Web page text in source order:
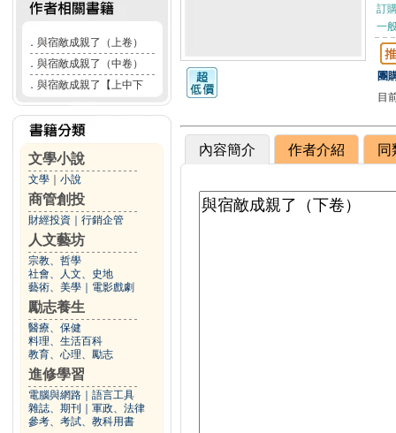
． 與宿敵成親了（上卷）
． 與宿敵成親了（中卷）
． 與宿敵成親了【上中下
文學小說
文學 小說
商管創投
財經投資 行銷企管
人文藝坊
宗教、哲學
社會、人文、史地
藝術、美學
電影戲劇
勵志養生
醫療、保健
料理、生活百科
教育、心理、勵志
進修學習
電腦與網路
語言工具
雜誌、期刊
軍政、法律
參考、考試、教科用書
訂
一
團
目
內容簡介 作者介紹 同